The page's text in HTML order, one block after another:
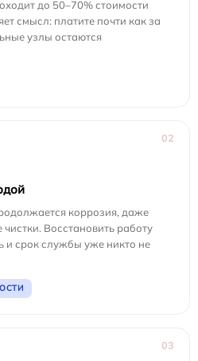
до 50–70% стоимости
смысл: платите почти как за
узлы остаются
02
коррозия, даже
Восстановить работу
и срок службы уже никто не
03